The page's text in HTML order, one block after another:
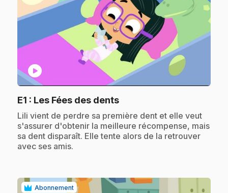
play_circle
E1 : Les Fées des dents.
.Lili vient de perdre sa première dent et elle veut
s'assurer d'obtenir la meilleure récompense, mais
sa dent disparaît. Elle tente alors de la retrouver
avec ses amis.
Abonnement